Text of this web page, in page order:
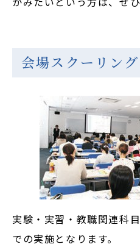
会場スクーリング
実験・実習・教職関連科
での実施となります。